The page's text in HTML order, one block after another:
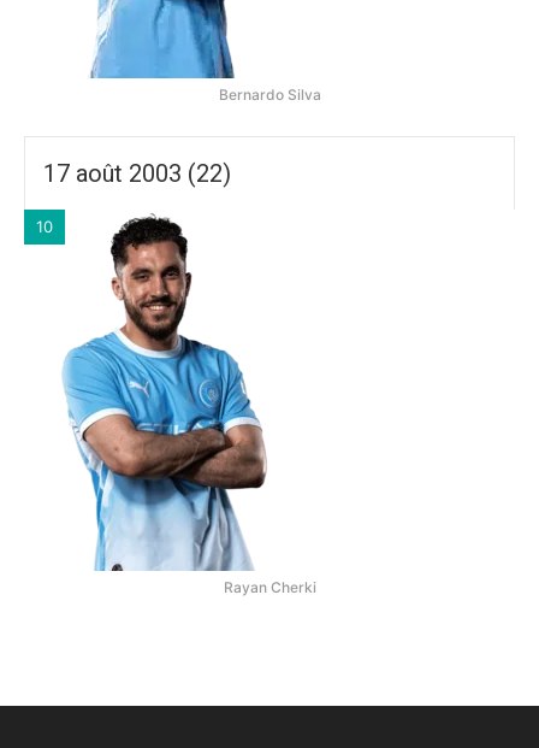
Bernardo Silva
17 août 2003 (22)
10
Rayan Cherki